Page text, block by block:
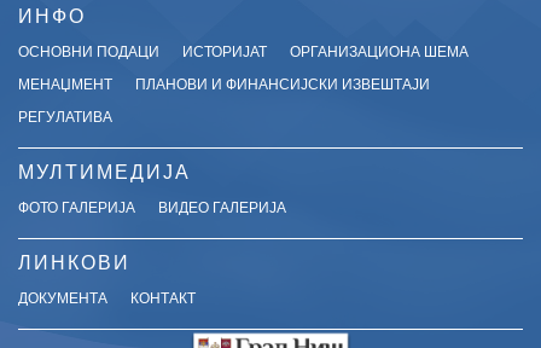
ИНФО
ОСНОВНИ ПОДАЦИ ИСТОРИЈАТ
ОРГАНИЗАЦИОНА ШЕМА
МЕНАЏМЕНТ
ПЛАНОВИ И ФИНАНСИЈСКИ ИЗВЕШТАЈИ
РЕГУЛАТИВА
МУЛТИМЕДИЈА
ФОТО ГАЛЕРИЈА ВИДЕО ГАЛЕРИЈА
ЛИНКОВИ
ДОКУМЕНТА КОНТАКТ